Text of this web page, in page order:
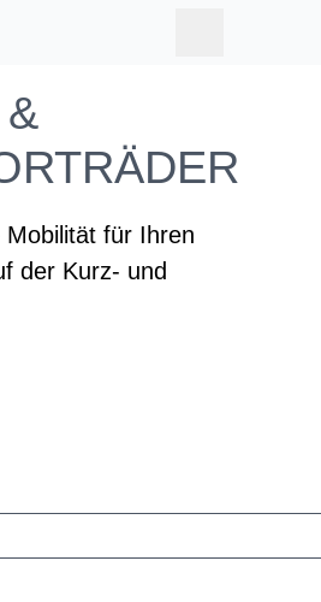
für Ihren
der Kurz- und